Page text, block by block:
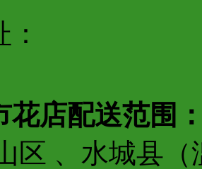
花店配送范围
区 、水城县